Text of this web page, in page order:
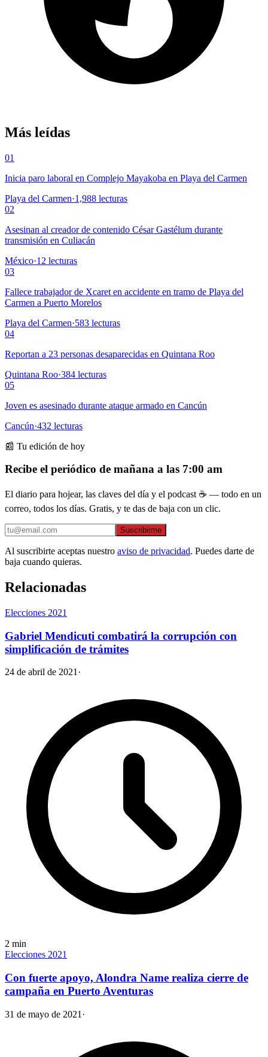
Más leídas
01
Inicia paro laboral en Complejo Mayakoba en Playa del Carmen
Playa del Carmen·1,988 lecturas
02
Asesinan al creador de contenido César Gastélum durante
transmisión en Culiacán
México·12 lecturas
03
Fallece trabajador de Xcaret en accidente en tramo de Playa del
Carmen a Puerto Morelos
Playa del Carmen·583 lecturas
04
Reportan a 23 personas desaparecidas en Quintana Roo
Quintana Roo·384 lecturas
05
Joven es asesinado durante ataque armado en Cancún
Cancún·432 lecturas
📰 Tu edición de hoy
Recibe el periódico de mañana a las 7:00 am
El diario para hojear, las claves del día y el podcast ☕ — todo en un
correo, todos los días. Gratis, y te das de baja con un clic.
Suscribirme
Al suscribirte aceptas nuestro aviso de privacidad. Puedes darte de
baja cuando quieras.
Relacionadas
Elecciones 2021
Gabriel Mendicuti combatirá la corrupción con
simplificación de trámites
24 de abril de 2021 ·
2 min
Elecciones 2021
Con fuerte apoyo, Alondra Name realiza cierre de
campaña en Puerto Aventuras
31 de mayo de 2021 ·